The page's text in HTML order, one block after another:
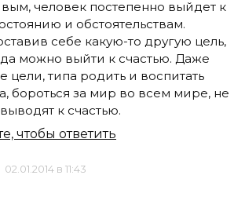
человек постепенно выйдет к
и обстоятельствам.
себе какую-то другую цель,
можно выйти к счастью. Даже
цели, типа родить и воспитать
бороться за мир во всем мире, не
к счастью.
чтобы ответить
02.01.2014 в 11:43